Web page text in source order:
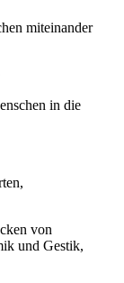
miteinander
in die
von
und Gestik,